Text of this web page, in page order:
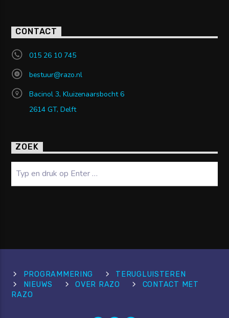
CONTACT
015 26 10 745
bestuur@razo.nl
Bacinol 3, Kluizenaarsbocht 6
2614 GT, Delft
ZOEK
PROGRAMMERING
TERUGLUISTEREN
NIEUWS
OVER RAZO
CONTACT MET
RAZO